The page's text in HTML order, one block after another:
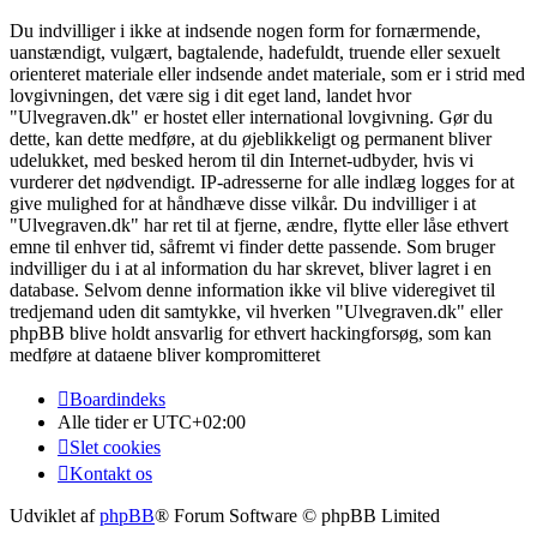
Du indvilliger i ikke at indsende nogen form for fornærmende,
uanstændigt, vulgært, bagtalende, hadefuldt, truende eller sexuelt
orienteret materiale eller indsende andet materiale, som er i strid med
lovgivningen, det være sig i dit eget land, landet hvor
"Ulvegraven.dk" er hostet eller international lovgivning. Gør du
dette, kan dette medføre, at du øjeblikkeligt og permanent bliver
udelukket, med besked herom til din Internet-udbyder, hvis vi
vurderer det nødvendigt. IP-adresserne for alle indlæg logges for at
give mulighed for at håndhæve disse vilkår. Du indvilliger i at
"Ulvegraven.dk" har ret til at fjerne, ændre, flytte eller låse ethvert
emne til enhver tid, såfremt vi finder dette passende. Som bruger
indvilliger du i at al information du har skrevet, bliver lagret i en
database. Selvom denne information ikke vil blive videregivet til
tredjemand uden dit samtykke, vil hverken "Ulvegraven.dk" eller
phpBB blive holdt ansvarlig for ethvert hackingforsøg, som kan
medføre at dataene bliver kompromitteret
Boardindeks
Alle tider erUTC+02:00
Slet cookies
Kontakt os
Udviklet afphpBB® Forum Software © phpBB Limited